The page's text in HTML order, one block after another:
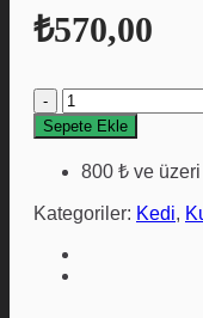
₺570,00
LaVital
Somonlu
1.5
Kısırlaştırılmış
Yetişkin
Kedi
Maması
adet
Sepete Ekle
800 ₺ ve
Kategoriler: Kedi,